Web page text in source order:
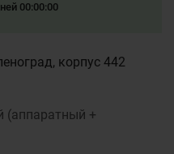
00:00:00
корпус 442
+